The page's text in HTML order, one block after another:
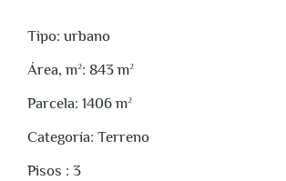
Tipo: urbano
Área, m²: 843 m²
Parcela: 1406 m²
Categoría: Terreno
Pisos : 3